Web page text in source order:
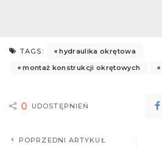
TAGS:
hydraulika okrętowa
montaż konstrukcji okrętowych
0 UDOSTĘPNIEŃ
POPRZEDNI ARTYKUŁ